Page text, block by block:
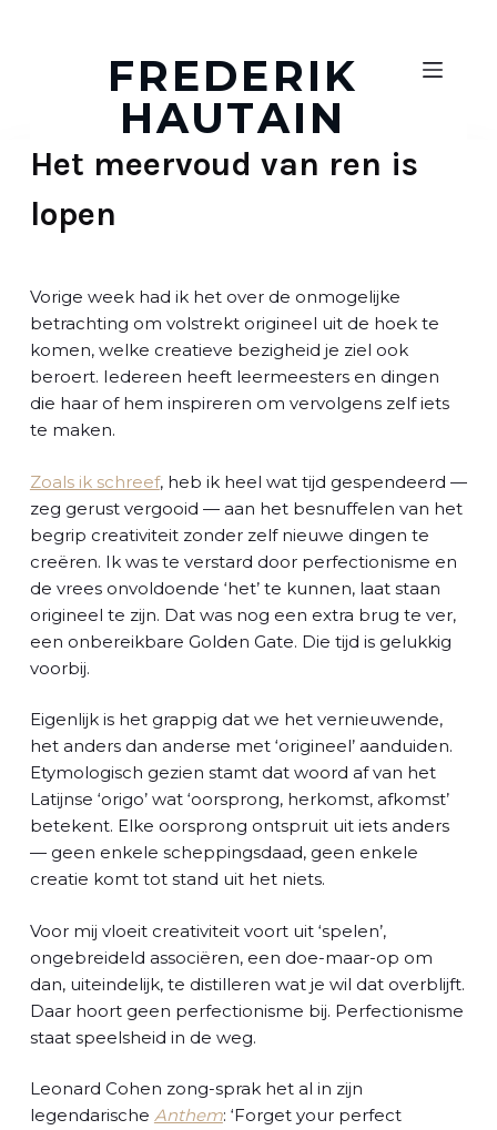
a
a
e
FREDERIK
HAUTAIN
Het meervoud van ren is
lopen
Vorige week had ik het over de onmogelijke
betrachting om volstrekt origineel uit de hoek te
komen, welke creatieve bezigheid je ziel ook
beroert. Iedereen heeft leermeesters en dingen
die haar of hem inspireren om vervolgens zelf iets
te maken.
Zoals ik schreef, heb ik heel wat tijd gespendeerd —
zeg gerust vergooid — aan het besnuffelen van het
begrip creativiteit zonder zelf nieuwe dingen te
creëren. Ik was te verstard door perfectionisme en
de vrees onvoldoende ‘het’ te kunnen, laat staan
origineel te zijn. Dat was nog een extra brug te ver,
een onbereikbare Golden Gate. Die tijd is gelukkig
voorbij.
Eigenlijk is het grappig dat we het vernieuwende,
het anders dan anderse met ‘origineel’ aanduiden.
Etymologisch gezien stamt dat woord af van het
Latijnse ‘origo’ wat ‘oorsprong, herkomst, afkomst’
betekent. Elke oorsprong ontspruit uit iets anders
— geen enkele scheppingsdaad, geen enkele
creatie komt tot stand uit het niets.
Voor mij vloeit creativiteit voort uit ‘spelen’,
ongebreideld associëren, een doe-maar-op om
dan, uiteindelijk, te distilleren wat je wil dat overblijft.
Daar hoort geen perfectionisme bij. Perfectionisme
staat speelsheid in de weg.
Leonard Cohen zong-sprak het al in zijn
legendarische Anthem: ‘Forget your perfect